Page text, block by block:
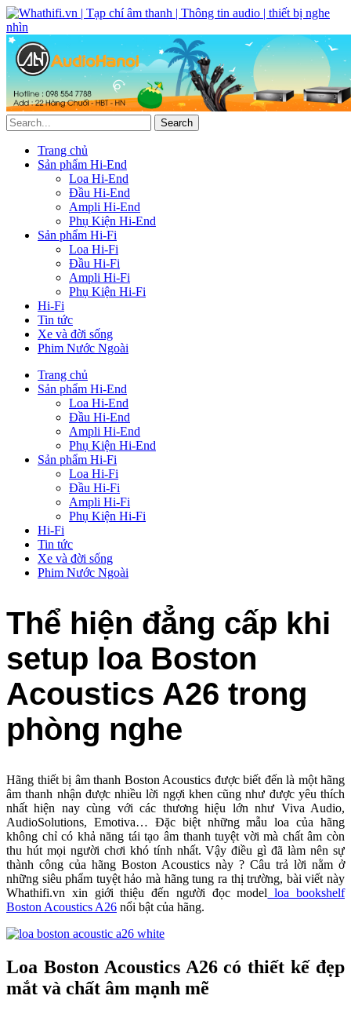
Trang chủ
Sản phẩm Hi-End
Loa Hi-End
Đầu Hi-End
Ampli Hi-End
Phụ Kiện Hi-End
Sản phẩm Hi-Fi
Loa Hi-Fi
Đầu Hi-Fi
Ampli Hi-Fi
Phụ Kiện Hi-Fi
Hi-Fi
Tin tức
Xe và đời sống
Phim Nước Ngoài
Trang chủ
Sản phẩm Hi-End
Loa Hi-End
Đầu Hi-End
Ampli Hi-End
Phụ Kiện Hi-End
Sản phẩm Hi-Fi
Loa Hi-Fi
Đầu Hi-Fi
Ampli Hi-Fi
Phụ Kiện Hi-Fi
Hi-Fi
Tin tức
Xe và đời sống
Phim Nước Ngoài
Thể hiện đẳng cấp khi
setup loa Boston
Acoustics A26 trong
phòng nghe
Hãng thiết bị âm thanh Boston Acoustics được biết đến là một hãng
âm thanh nhận được nhiều lời ngợi khen cũng như được yêu thích
nhất hiện nay cùng với các thương hiệu lớn như Viva Audio,
AudioSolutions, Emotiva… Đặc biệt những mẫu loa của hãng
không chỉ có khả năng tái tạo âm thanh tuyệt vời mà chất âm còn
thu hút mọi người chơi khó tính nhất. Vậy điều gì đã làm nên sự
thành công của hãng Boston Acoustics này ? Câu trả lời nằm ở
những siêu phẩm tuyệt hảo mà hãng tung ra thị trường, bài viết này
Whathifi.vn xin giới thiệu đến người đọc model loa bookshelf
Boston Acoustics A26 nổi bật của hãng.
Loa Boston Acoustics A26 có thiết kế đẹp
mắt và chất âm mạnh mẽ